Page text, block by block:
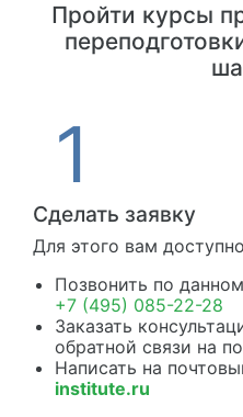
Пройти курсы
Сделать заявку
Для этого вам
Позвонить по
+7 (495) 085-22-28
Заказать
обратной связи на
Написать на
institute.ru